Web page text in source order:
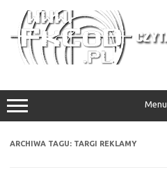
treści
Menu
ARCHIWA TAGU: TARGI REKLAMY